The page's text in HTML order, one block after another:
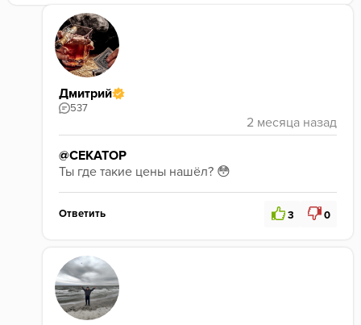
мешают. Но именно у сапфира самые приятные
тониковые вкусы.
Горечи в меру, без переаромленности, мягко
курится, легко пушится.
Партия опять же от 29.01.26 + цена за которую ты
берешь эту банку это шок 209 рублей за банку 25
В общем купил я еще тут этого сапфира, на
очереди земляника, и ананасовая газировка все
свежие переработанные партии, и у меня теперь
руки чешутся их попробовать.
и вообще дайте сапфиру шанс, это вкуснее и
приятнее мастхева/даркасайда, но строго в партии
Дмитрий
537
@СЕКАТОР
Ты где такие цены нашёл? 😳
Ответить 3 0